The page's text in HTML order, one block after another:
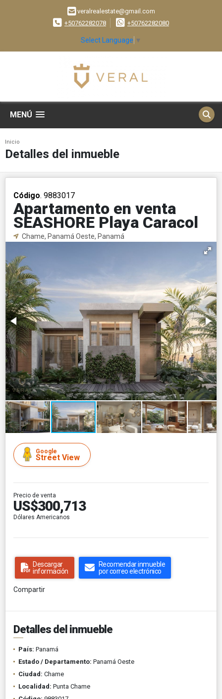
veralrealestate@gmail.com
+50762282078
+50762282080
Select Language ▼
MENÚ
Inicio
Detalles del inmueble
Código. 9883017
Apartamento en venta
SEASHORE Playa Caracol
Chame, Panamá Oeste, Panamá
Google
Street View
Precio de venta
US$300,713
Dólares Americanos
Descargar
información
Recomendar inmueble
por correo electrónico
Compartir
Detalles del inmueble
País: Panamá
Estado / Departamento: Panamá Oeste
Ciudad: Chame
Localidad: Punta Chame